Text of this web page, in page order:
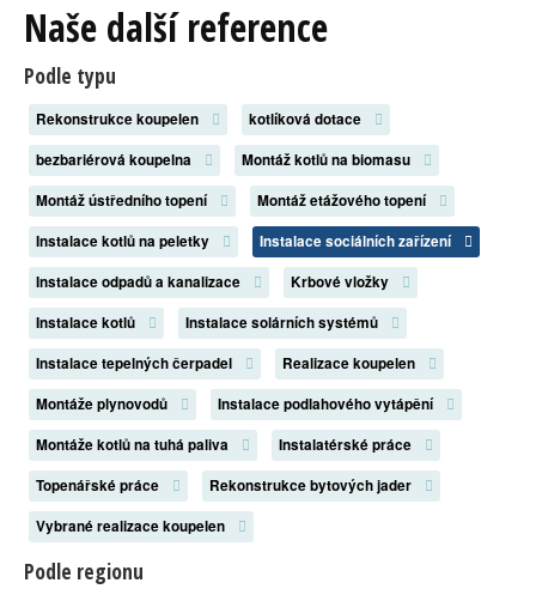
Naše další reference
Podle typu
Rekonstrukce koupelen
kotlíková dotace
bezbariérová koupelna
Montáž kotlů na biomasu
Montáž ústředního topení
Montáž etážového topení
Instalace kotlů na peletky
Instalace sociálních zařízení
Instalace odpadů a kanalizace
Krbové vložky
Instalace kotlů
Instalace solárních systémů
Instalace tepelných čerpadel
Realizace koupelen
Montáže plynovodů
Instalace podlahového vytápění
Montáže kotlů na tuhá paliva
Instalatérské práce
Topenářské práce
Rekonstrukce bytových jader
Vybrané realizace koupelen
Podle regionu